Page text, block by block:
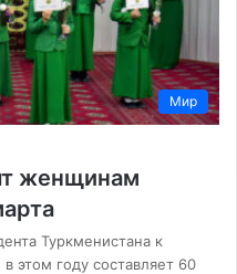
Мир
женщинам
Туркменистана к
году составляет 60